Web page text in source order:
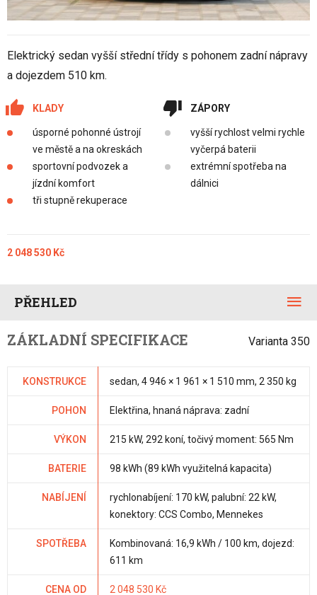
Elektrický sedan vyšší střední třídy s pohonem zadní nápravy
a dojezdem 510 km.
KLADY
úsporné pohonné ústrojí
ve městě a na okreskách
sportovní podvozek a
jízdní komfort
tři stupně rekuperace
ZÁPORY
vyšší rychlost velmi rychle
vyčerpá baterii
extrémní spotřeba na
dálnici
2 048 530 Kč
PŘEHLED
ZÁKLADNÍ SPECIFIKACE Varianta 350
KONSTRUKCE sedan, 4 946 × 1 961 × 1 510 mm, 2 350 kg
POHON Elektřina, hnaná náprava: zadní
VÝKON 215 kW, 292 koní, točivý moment: 565 Nm
BATERIE 98 kWh (89 kWh využitelná kapacita)
NABÍJENÍ
rychlonabíjení: 170 kW, palubní: 22 kW,
konektory: CCS Combo, Mennekes
SPOTŘEBA
Kombinovaná: 16,9 kWh / 100 km, dojezd:
611 km
CENA OD 2 048 530 Kč